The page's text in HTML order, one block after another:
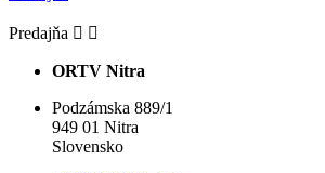
Predajňa  
ORTV Nitra
Podzámska 889/1
949 01 Nitra
Slovensko